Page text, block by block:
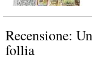
Recensione:
follia